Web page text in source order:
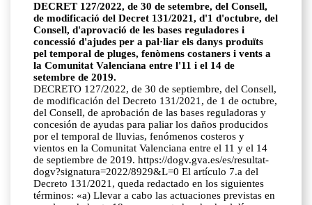
DECRET 127/2022, de 30 de setembre, del Consell,
de modificació del Decret 131/2021, d'1 d'octubre, del
Consell, d'aprovació de les bases reguladores i
concessió d'ajudes per a pal·liar els danys produïts
pel temporal de pluges, fenòmens costaners i vents a
la Comunitat Valenciana entre l'11 i el 14 de
setembre de 2019.
DECRETO 127/2022, de 30 de septiembre, del Consell,
de modificación del Decreto 131/2021, de 1 de octubre,
del Consell, de aprobación de las bases reguladoras y
concesión de ayudas para paliar los daños producidos
por el temporal de lluvias, fenómenos costeros y
vientos en la Comunitat Valenciana entre el 11 y el 14
de septiembre de 2019. https://dogv.gva.es/es/resultat-
dogv?signatura=2022/8929&L=0 El artículo 7.a del
Decreto 131/2021, queda redactado en los siguientes
términos: «a) Llevar a cabo las actuaciones previstas en